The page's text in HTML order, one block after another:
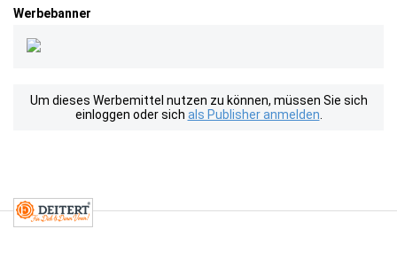
Werbebanner
Um dieses Werbemittel nutzen zu können, müssen Sie sich
einloggen oder sich als Publisher anmelden